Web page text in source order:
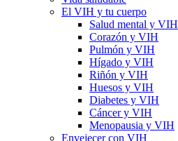
El VIH y tu cuerpo
Salud mental y VIH
Corazón y VIH
Pulmón y VIH
Hígado y VIH
Riñón y VIH
Huesos y VIH
Diabetes y VIH
Cáncer y VIH
Menopausia y VIH
Envejecer con VIH